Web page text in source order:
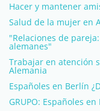
Hacer y mantener
Salud de la mujer en
"Relaciones de
alemanes"
Trabajar en atención
Alemania
Españoles en Berlín
GRUPO: Españoles